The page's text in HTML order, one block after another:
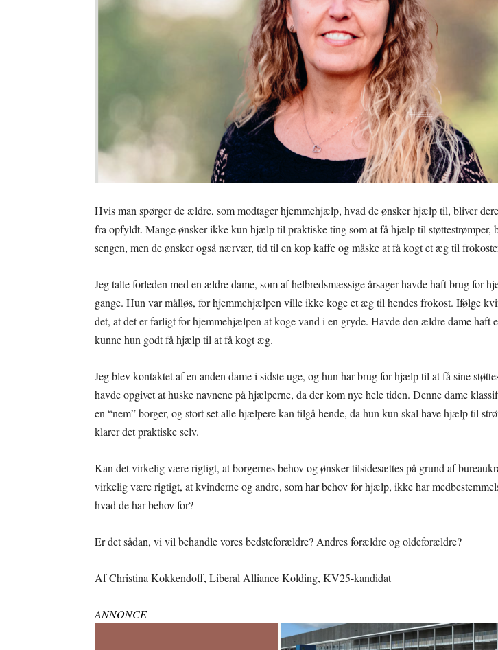
Hvis man spørger de ældre, som modtager hjemmehjælp, hvad de ønsker hjælp til, bliver
fra opfyldt. Mange ønsker ikke kun hjælp til praktiske ting som at få hjælp til støttestrømper,
sengen, men de ønsker også nærvær, tid til en kop kaffe og måske at få kogt et æg til
Jeg talte forleden med en ældre dame, som af helbredsmæssige årsager havde haft brug for
gange. Hun var målløs, for hjemmehjælpen ville ikke koge et æg til hendes frokost. Ifølge
det, at det er farligt for hjemmehjælpen at koge vand i en gryde. Havde den ældre dame haft
kunne hun godt få hjælp til at få kogt æg.
Jeg blev kontaktet af en anden dame i sidste uge, og hun har brug for hjælp til at få sine
havde opgivet at huske navnene på hjælperne, da der kom nye hele tiden. Denne dame
en “nem” borger, og stort set alle hjælpere kan tilgå hende, da hun kun skal have hjælp til
klarer det praktiske selv.
Kan det virkelig være rigtigt, at borgernes behov og ønsker tilsidesættes på grund af
virkelig være rigtigt, at kvinderne og andre, som har behov for hjælp, ikke har
hvad de har behov for?
Er det sådan, vi vil behandle vores bedsteforældre? Andres forældre og oldeforældre?
Af Christina Kokkendoff, Liberal Alliance Kolding, KV25-kandidat
ANNONCE